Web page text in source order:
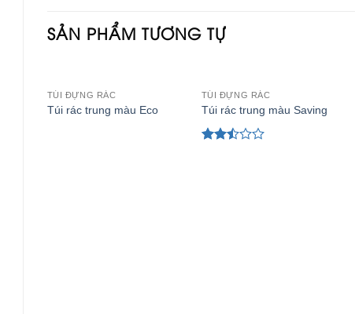
SẢN PHẨM TƯƠNG TỰ
TÚI ĐỰNG RÁC
Túi rác trung màu Eco
TÚI ĐỰNG RÁC
Túi rác trung màu Saving